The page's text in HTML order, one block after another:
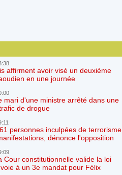
affirment avoir visé un deuxième
en une journée
mari d'une ministre arrêté dans une
de drogue
personnes inculpées de terrorisme
dénonce l'opposition
Cour constitutionnelle valide la loi
à un 3e mandat pour Félix